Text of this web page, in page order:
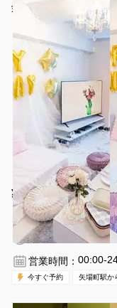
栄マンションN棟 1104号
¥3300 〜 ¥4950
伏見駅 徒歩8分愛
2時間〜
営業時間： 00:00-
今すぐ予約 矢場町駅か